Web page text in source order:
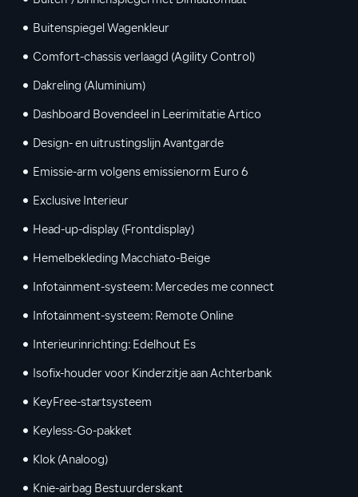
Buitenspiegel Wagenkleur
Comfort-chassis verlaagd (Agility Control)
Dakreling (Aluminium)
Dashboard Bovendeel in Leerimitatie Artico
Design- en uitrustingslijn Avantgarde
Emissie-arm volgens emissienorm Euro 6
Exclusive Interieur
Head-up-display (Frontdisplay)
Hemelbekleding Macchiato-Beige
Infotainment-systeem: Mercedes me connect
Infotainment-systeem: Remote Online
Interieurinrichting: Edelhout Es
Isofix-houder voor Kinderzitje aan Achterbank
KeyFree-startsysteem
Keyless-Go-pakket
Klok (Analoog)
Knie-airbag Bestuurderskant